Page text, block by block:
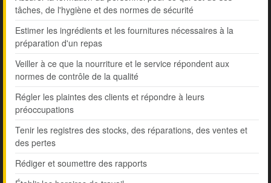
tâches, de l'hygiène et des normes de sécurité
Estimer les ingrédients et les fournitures nécessaires à la
préparation d'un repas
Veiller à ce que la nourriture et le service répondent aux
normes de contrôle de la qualité
Régler les plaintes des clients et répondre à leurs
préoccupations
Tenir les registres des stocks, des réparations, des ventes et
des pertes
Rédiger et soumettre des rapports